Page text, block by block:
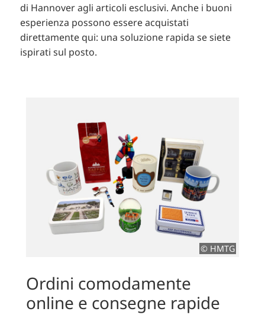
di Hannover agli articoli esclusivi. Anche i buoni
esperienza possono essere acquistati
direttamente qui: una soluzione rapida se siete
ispirati sul posto.
© HMTG
Ordini comodamente
online e consegne rapide